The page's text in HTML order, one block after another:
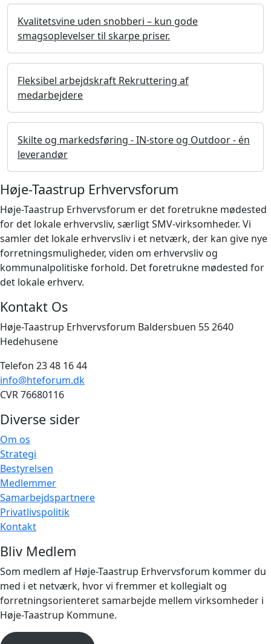
Kvalitetsvine uden snobberi – kun gode
smagsoplevelser til skarpe priser.
Fleksibel arbejdskraft Rekruttering af
medarbejdere
Skilte og markedsføring - IN-store og Outdoor - én
leverandør
Høje-Taastrup Erhvervsforum
Høje-Taastrup Erhvervsforum er det foretrukne mødested
for det lokale erhvervsliv, særligt SMV-virksomheder. Vi
samler det lokale erhvervsliv i et netværk, der kan give nye
forretningsmuligheder, viden om erhvervsliv og
kommunalpolitiske forhold. Det foretrukne mødested for
det lokale erhverv.
Kontakt Os
Høje-Taastrup Erhvervsforum Baldersbuen 55 2640
Hedehusene
Telefon 23 48 16 44
info@hteforum.dk
CVR 76680116
Diverse sider
Om os
Strategi
Bestyrelsen
Medlemmer
Samarbejdspartnere
Privatlivspolitik
Kontakt
Bliv Medlem
Som medlem af Høje-Taastrup Erhvervsforum kommer du
med i et netværk, hvor vi fremmer et kollegialt og
forretningsorienteret samarbejde mellem virksomheder i
Høje-Taastrup Kommune.